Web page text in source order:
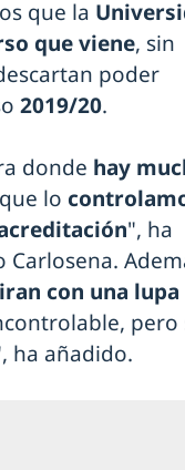
que la
que viene, sin
poder
2019/20.
donde hay
lo
", ha
Carlosena.
con una lupa
pero
ha añadido.